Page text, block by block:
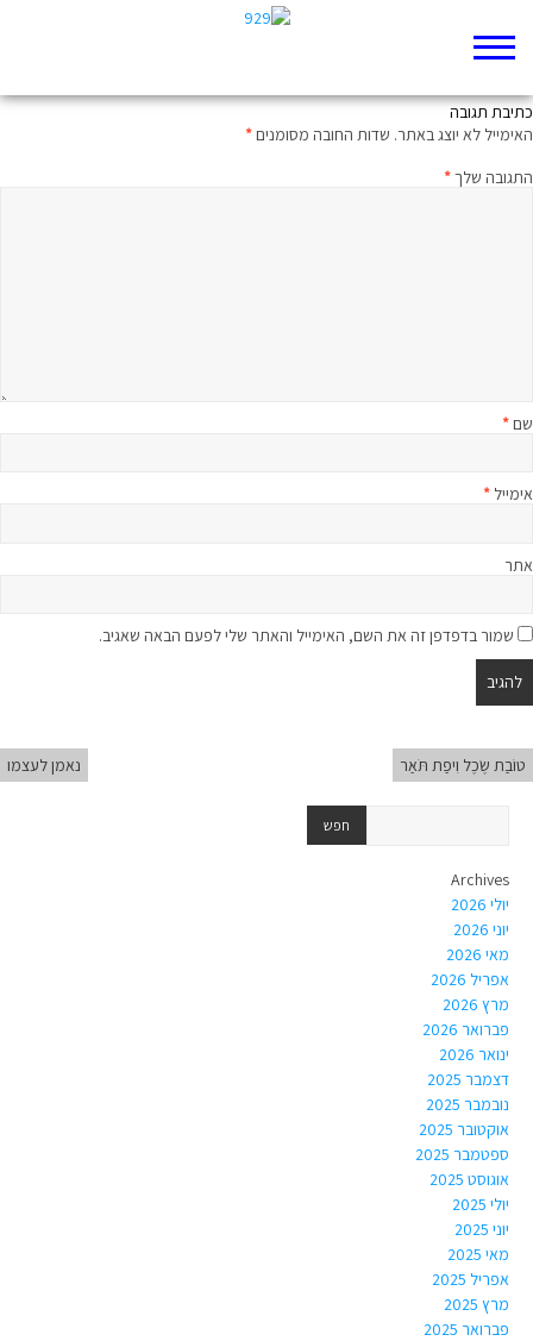
כתיבת תגובה
האימייל לא יוצג באתר. שדות החובה מסומנים*
התגובה שלך*
שם*
אימייל *
אתר
שמור בדפדפן זה את השם, האימייל והאתר שלי לפעם הבאה שאגיב.
טוֹבַת שֶׂכֶל וִיפַת תֹּאַר נאמן לעצמו
Archives
יולי 2026
יוני 2026
מאי 2026
אפריל 2026
מרץ 2026
פברואר 2026
ינואר 2026
דצמבר 2025
נובמבר 2025
אוקטובר 2025
ספטמבר 2025
אוגוסט 2025
יולי 2025
יוני 2025
מאי 2025
אפריל 2025
מרץ 2025
פברואר 2025